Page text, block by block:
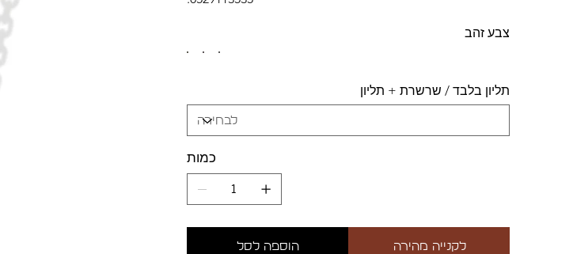
צבע זהב
תליון בלבד / שרשרת + תליון
כמות
הוספה לסל לקנייה מהירה